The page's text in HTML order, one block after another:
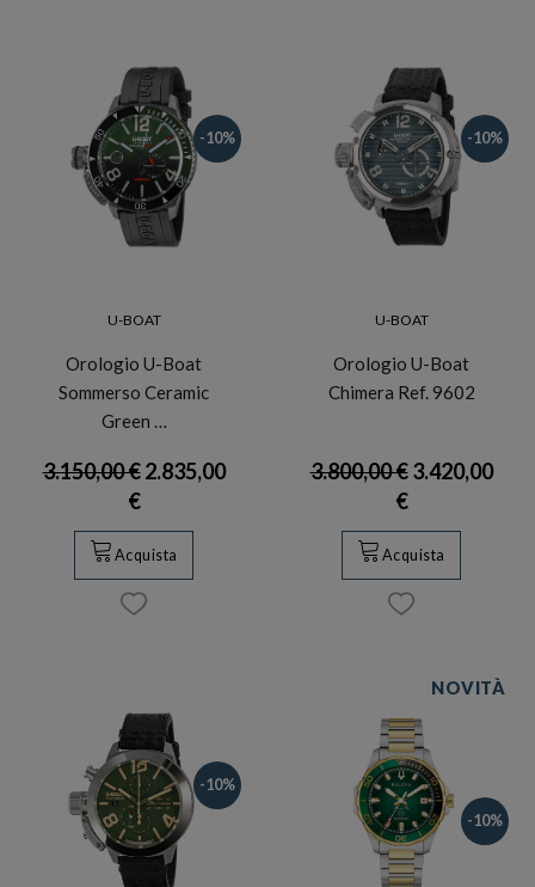
-10%
U-BOAT
Orologio U-Boat
Sommerso Ceramic
Green …
3.150,00 €2.835,00
€
Acquista
-10%
U-BOAT
Orologio U-Boat
Chimera Ref. 9602
3.800,00 €3.420,00
€
Acquista
-10%
NOVITÀ
-10%